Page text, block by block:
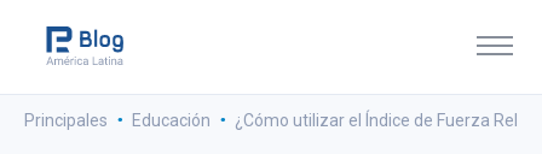
Principales · Educación · ¿Cómo utilizar el Índice de Fuerza